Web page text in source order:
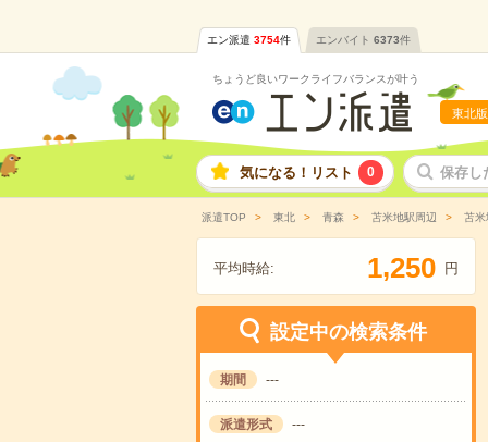
エン派遣 3754件 エンバイト 6373件
ちょうど良いワークライフバランスが叶う
東北版
気になる！リスト 0 保存し
派遣TOP 東北 青森 苫米地駅周辺 苫米
平均時給: 1,250 円
設定中の検索条件
期間 ---
派遣形式 ---